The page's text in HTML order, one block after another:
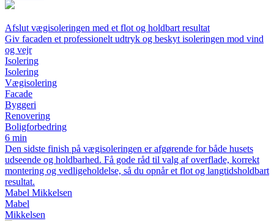
Afslut vægisoleringen med et flot og holdbart resultat
Giv facaden et professionelt udtryk og beskyt isoleringen mod vind
og vejr
Isolering
Isolering
Vægisolering
Facade
Byggeri
Renovering
Boligforbedring
6 min
Den sidste finish på vægisoleringen er afgørende for både husets
udseende og holdbarhed. Få gode råd til valg af overflade, korrekt
montering og vedligeholdelse, så du opnår et flot og langtidsholdbart
resultat.
Mabel Mikkelsen
Mabel
Mikkelsen